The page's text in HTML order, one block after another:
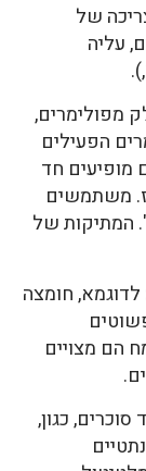
של
עליה
מפולימרים,
הפעילים
מופיעים חד
משתמשים
המתיקות של
לדוגמא, חומצה
הם מצויים
כגון,